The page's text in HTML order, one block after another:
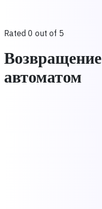
Rated 0 out of 5
автоматом